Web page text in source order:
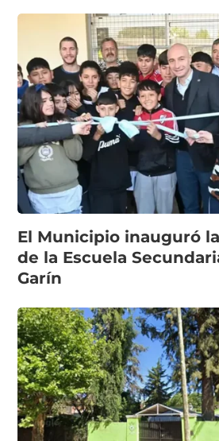
El Municipio inauguró
de la Escuela
Garín